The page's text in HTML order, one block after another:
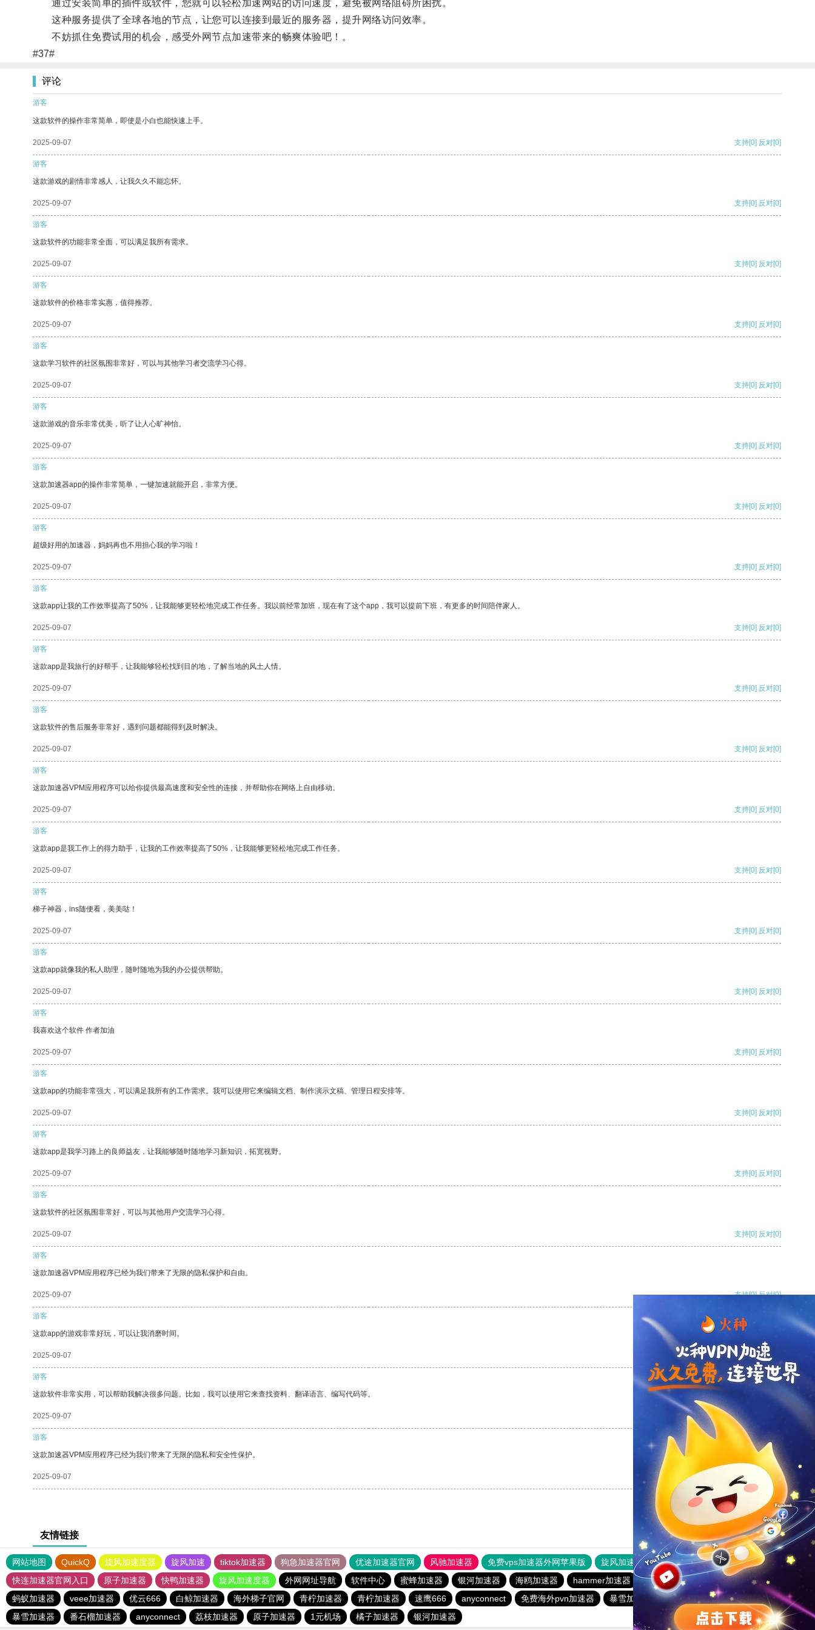
通过安装简单的插件或软件，您就可以轻松加速网站的访问速度，避免被网络阻碍所困扰。
这种服务提供了全球各地的节点，让您可以连接到最近的服务器，提升网络访问效率。
不妨抓住免费试用的机会，感受外网节点加速带来的畅爽体验吧！。
#37#
评论
游客
这款软件的操作非常简单，即使是小白也能快速上手。
2025-09-07 支持[0] 反对[0]
游客
这款游戏的剧情非常感人，让我久久不能忘怀。
2025-09-07 支持[0] 反对[0]
游客
这款软件的功能非常全面，可以满足我所有需求。
2025-09-07 支持[0] 反对[0]
游客
这款软件的价格非常实惠，值得推荐。
2025-09-07 支持[0] 反对[0]
游客
这款学习软件的社区氛围非常好，可以与其他学习者交流学习心得。
2025-09-07 支持[0] 反对[0]
游客
这款游戏的音乐非常优美，听了让人心旷神怡。
2025-09-07 支持[0] 反对[0]
游客
这款加速器app的操作非常简单，一键加速就能开启，非常方便。
2025-09-07 支持[0] 反对[0]
游客
超级好用的加速器，妈妈再也不用担心我的学习啦！
2025-09-07 支持[0] 反对[0]
游客
这款app让我的工作效率提高了50%，让我能够更轻松地完成工作任务。我以前经常加班，现在有了这个app，我可以提前下班，有更多的时间陪伴家人。
2025-09-07 支持[0] 反对[0]
游客
这款app是我旅行的好帮手，让我能够轻松找到目的地，了解当地的风土人情。
2025-09-07 支持[0] 反对[0]
游客
这款软件的售后服务非常好，遇到问题都能得到及时解决。
2025-09-07 支持[0] 反对[0]
游客
这款加速器VPM应用程序可以给你提供最高速度和安全性的连接，并帮助你在网络上自由移动。
2025-09-07 支持[0] 反对[0]
游客
这款app是我工作上的得力助手，让我的工作效率提高了50%，让我能够更轻松地完成工作任务。
2025-09-07 支持[0] 反对[0]
游客
梯子神器，ins随便看，美美哒！
2025-09-07 支持[0] 反对[0]
游客
这款app就像我的私人助理，随时随地为我的办公提供帮助。
2025-09-07 支持[0] 反对[0]
游客
我喜欢这个软件 作者加油
2025-09-07 支持[0] 反对[0]
游客
这款app的功能非常强大，可以满足我所有的工作需求。我可以使用它来编辑文档、制作演示文稿、管理日程安排等。
2025-09-07 支持[0] 反对[0]
游客
这款app是我学习路上的良师益友，让我能够随时随地学习新知识，拓宽视野。
2025-09-07 支持[0] 反对[0]
游客
这款软件的社区氛围非常好，可以与其他用户交流学习心得。
2025-09-07 支持[0] 反对[0]
游客
这款加速器VPM应用程序已经为我们带来了无限的隐私保护和自由。
2025-09-07 支持[0] 反对[0]
游客
这款app的游戏非常好玩，可以让我消磨时间。
2025-09-07 支持[0] 反对
游客
这款软件非常实用，可以帮助我解决很多问题。比如，我可以使用它来查找资料、翻译语言、编写代码等。
2025-09-07 支持
游客
这款加速器VPM应用程序已经为我们带来了无限的隐私和安全性保护。
2025-09-07 支持 反对 [0]
友情链接
网站地图 QuickQ 旋风加速度器 旋风加速 tiktok加速器 狗急加速器官网 优途加速器官网 风驰加速器 免费vps加速器外网苹果版 旋风加速度器
快连加速器
快连加速器官网入口
原子加速器 快鸭加速器 旋风加速度器 外网网址导航 软件中心 蜜蜂加速器 银河加速器 海鸥加速器 hammer加速器 银河加速器
vp(永久免费)加速器
蚂蚁加速器
veee加速器 优云666 白鲸加速器 海外梯子官网 青柠加速器 青柠加速器 速鹰666 anyconnect 免费海外pvn加速器 暴雪加速器 abc加速器
银河加速器
暴雪加速器
番石榴加速器 anyconnect 荔枝加速器 原子加速器 1元机场 橘子加速器 银河加速器